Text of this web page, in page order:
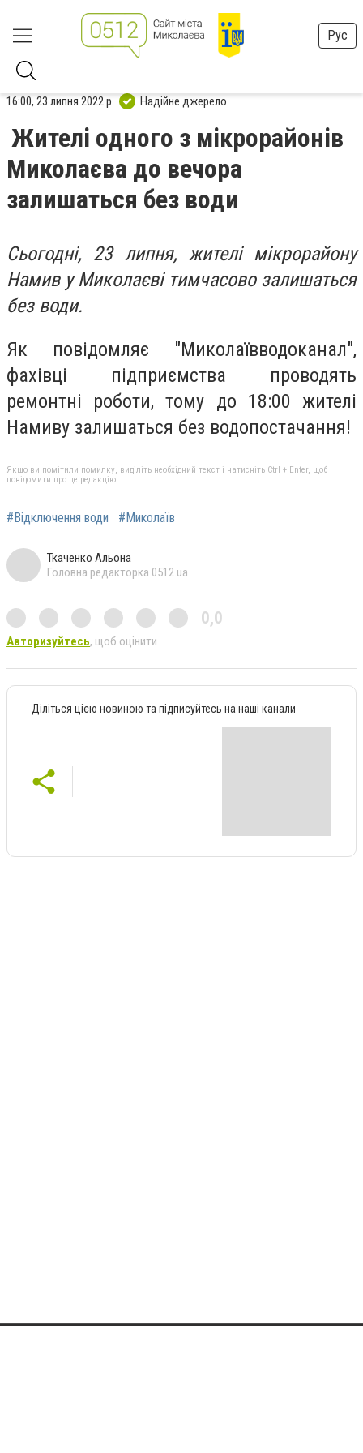
Рус
16:00, 23 липня 2022 р. Надійне джерело
Жителі одного з мікрорайонів
Миколаєва до вечора
залишаться без води
Сьогодні, 23 липня, жителі мікрорайону
Намив у Миколаєві тимчасово залишаться
без води.
Як повідомляє "Миколаївводоканал",
фахівці підприємства проводять
ремонтні роботи, тому до 18:00 жителі
Намиву залишаться без водопостачання!
Якщо ви помітили помилку, виділіть необхідний текст і натисніть Ctrl + Enter, щоб
повідомити про це редакцію
#Відключення води #Миколаїв
Ткаченко Альона
Головна редакторка 0512.ua
0,0
Авторизуйтесь, щоб оцінити
Діліться цією новиною та підписуйтесь на наші канали